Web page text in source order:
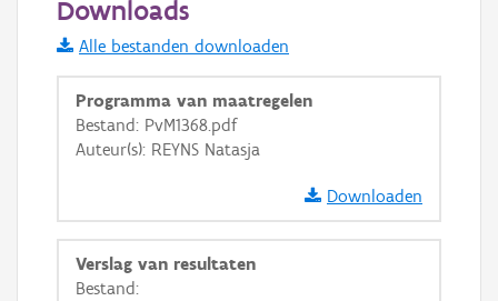
Informatie Vlaanderen
i
+ −
Downloads
Alle bestanden downloaden
Programma van maatregelen
Bestand: PvM1368.pdf
Auteur(s): REYNS Natasja
Downloaden
Verslag van resultaten
Bestand: